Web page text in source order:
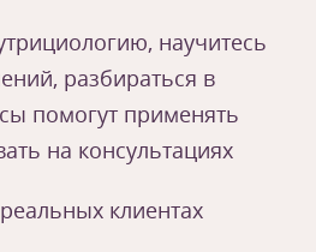
научитесь
разбираться в
помогут применять
на консультациях
клиентах